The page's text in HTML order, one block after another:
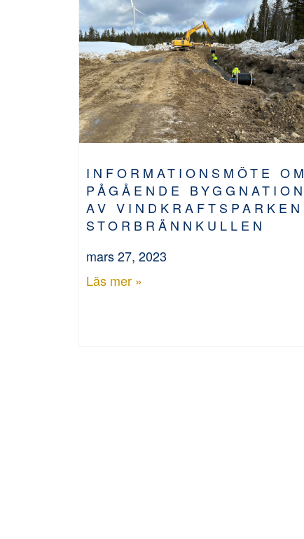
INFORMATIONSMÖTE OM
PÅGÅENDE BYGGNATION
AV VINDKRAFTSPARKEN
STORBRÄNNKULLEN
mars 27, 2023
Läs mer »